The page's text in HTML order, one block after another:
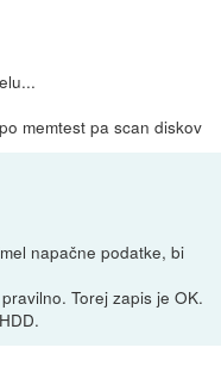
memtest pa scan diskov
napačne podatke, bi
Torej zapis je OK.